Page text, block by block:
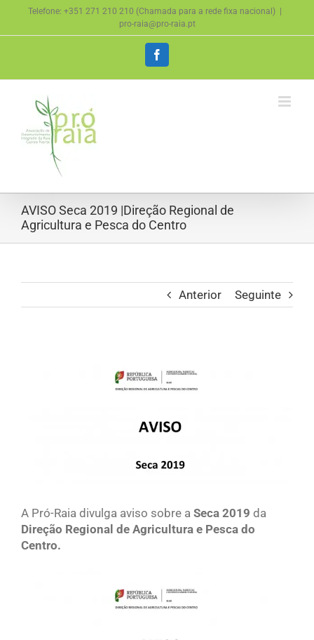
content
Telefone: +351 271 210 210 (Chamada para a rede fixa nacional)
pro-raia@pro-raia.pt
Facebook
AVISO Seca 2019 |Direção Regional de
Agricultura e Pesca do Centro
Anterior Seguinte
A Pró-Raia divulga aviso sobre a Seca 2019 da
Direção Regional de Agricultura e Pesca do
Centro.